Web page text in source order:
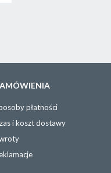
płatności
i koszt dostawy